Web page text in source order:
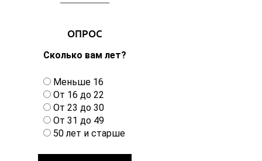
ОПРОС
Сколько вам лет?
В
а
р
и
а
Меньше 16
От 16 до 22
От 23 до 30
От 31 до 49
50 лет и старше